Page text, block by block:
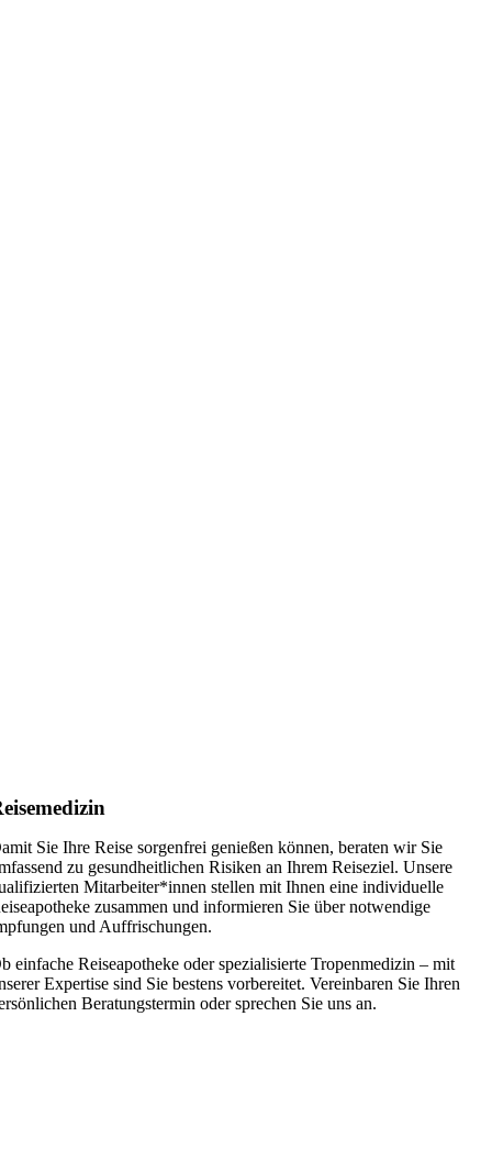
Sie Ihre Reise sorgenfrei genießen können, beraten wir Sie
zu gesundheitlichen Risiken an Ihrem Reiseziel. Unsere
Mitarbeiter*innen stellen mit Ihnen eine individuelle
zusammen und informieren Sie über notwendige
und Auffrischungen.
einfache Reiseapotheke oder spezialisierte Tropenmedizin – mit
Expertise sind Sie bestens vorbereitet. Vereinbaren Sie Ihren
Beratungstermin oder sprechen Sie uns an.